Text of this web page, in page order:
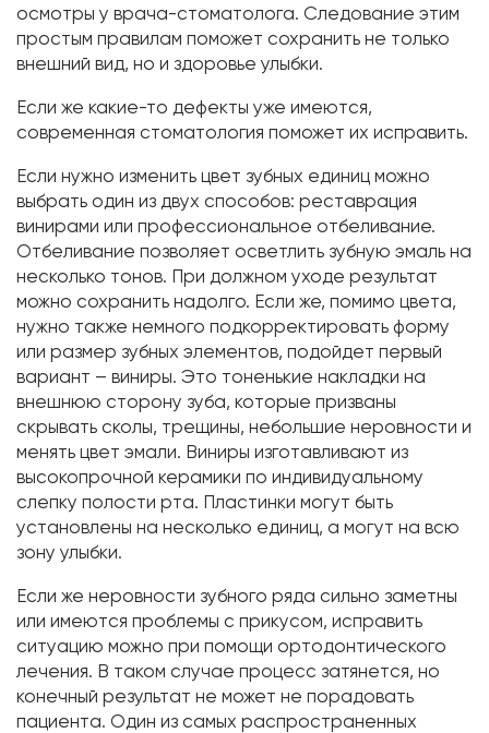
осмотры у врача-стоматолога. Следование этим
простым правилам поможет сохранить не только
внешний вид, но и здоровье улыбки.
Если же какие-то дефекты уже имеются,
современная стоматология поможет их исправить.
Если нужно изменить цвет зубных единиц можно
выбрать один из двух способов: реставрация
винирами или профессиональное отбеливание.
Отбеливание позволяет осветлить зубную эмаль на
несколько тонов. При должном уходе результат
можно сохранить надолго. Если же, помимо цвета,
нужно также немного подкорректировать форму
или размер зубных элементов, подойдет первый
вариант – виниры. Это тоненькие накладки на
внешнюю сторону зуба, которые призваны
скрывать сколы, трещины, небольшие неровности и
менять цвет эмали. Виниры изготавливают из
высокопрочной керамики по индивидуальному
слепку полости рта. Пластинки могут быть
установлены на несколько единиц, а могут на всю
зону улыбки.
Если же неровности зубного ряда сильно заметны
или имеются проблемы с прикусом, исправить
ситуацию можно при помощи ортодонтического
лечения. В таком случае процесс затянется, но
конечный результат не может не порадовать
пациента. Один из самых распространенных